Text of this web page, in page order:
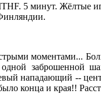
5 минут. Жёлтые
моментами...
заброшенной
нападающий --
конца и края!!